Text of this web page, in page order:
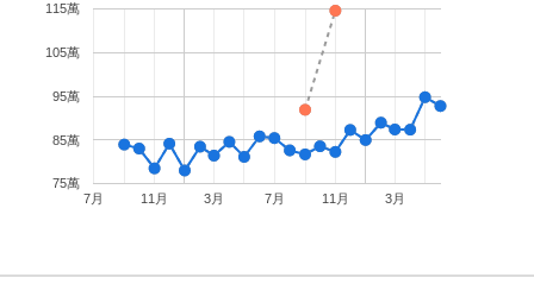
7月 11月 3月 7月 11月 3月
75萬
85萬
95萬
105萬
115萬